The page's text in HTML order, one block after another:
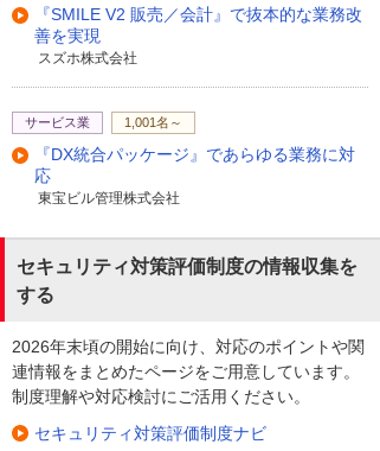
『SMILE V2 販売／会計』で抜本的な業務改
善を実現
スズホ株式会社
サービス業 1,001名～
『DX統合パッケージ』であらゆる業務に対
応
東宝ビル管理株式会社
セキュリティ対策評価制度の情報収集を
する
2026年末頃の開始に向け、対応のポイントや関
連情報をまとめたページをご用意しています。
制度理解や対応検討にご活用ください。
セキュリティ対策評価制度ナビ